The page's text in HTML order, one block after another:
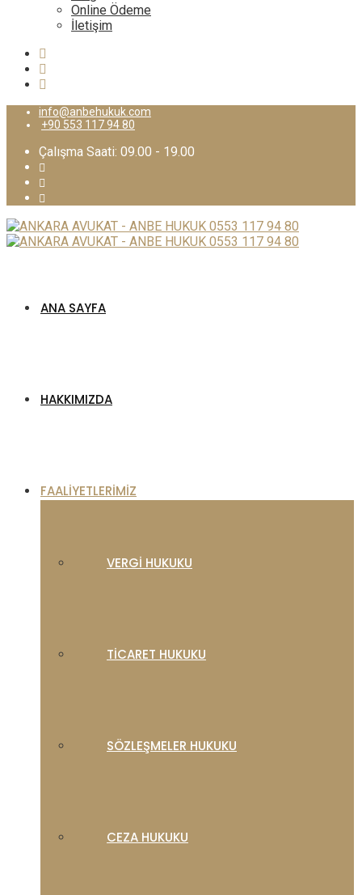
Online Ödeme
İletişim
info@anbehukuk.com
+90 553 117 94 80
Çalışma Saati: 09.00 - 19.00
ANA SAYFA
HAKKIMIZDA
FAALIYETLERIMIZ
VERGI HUKUKU
TICARET HUKUKU
SÖZLEŞMELER HUKUKU
CEZA HUKUKU